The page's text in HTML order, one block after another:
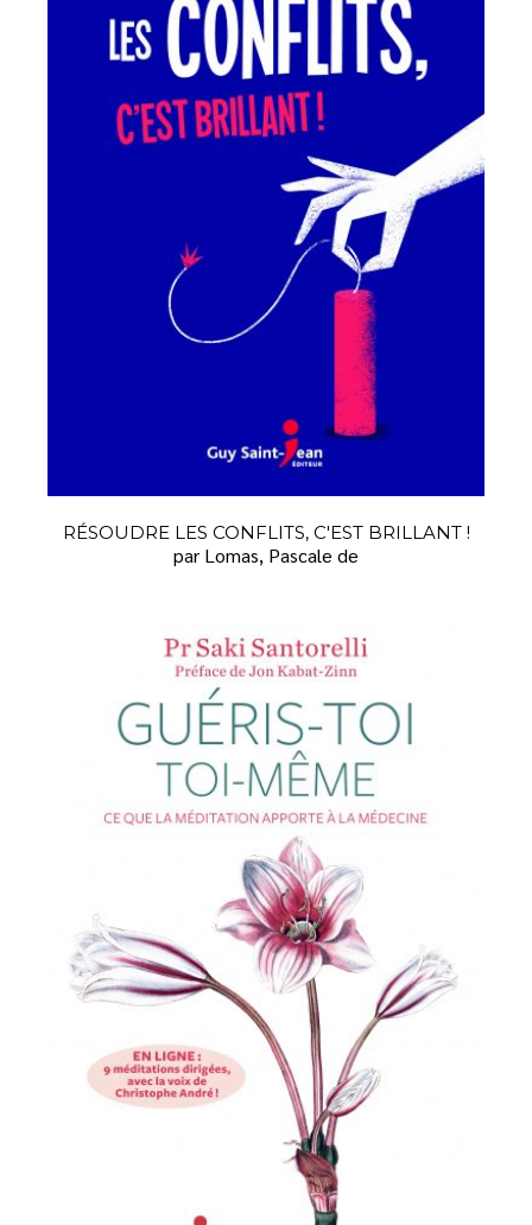
RÉSOUDRE LES CONFLITS, C'EST BRILLANT !
par Lomas, Pascale de